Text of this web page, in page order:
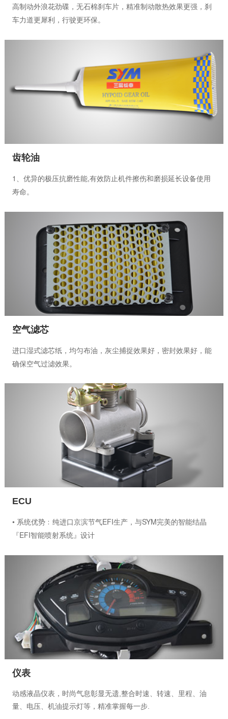
高制动外浪花劲碟，无石棉刹车片，精准制动散热效果更强，刹
车力道更犀利，行驶更环保。
齿轮油
1、优异的极压抗磨性能,有效防止机件擦伤和磨损延长设备使用
寿命。
3、符合日本汽车标准化和美国学会API GL-5规格标准。
空气滤芯
进口湿式滤芯纸，均匀布油，灰尘捕捉效果好，密封效果好，能
确保空气过滤效果。
ECU
• 系统优势﹕纯进口京滨节气EFI生产，与SYM完美的智能结晶
『EFI智能喷射系统』设计
• 油气燃烧，动力完全挥，省油﹑低污染﹑加速性提升尤其在
• 环保方面，可降低污染达30%，更能省油15% 。
仪表
动感液晶仪表，时尚气息彰显无遗,整合时速、转速、里程、油
量、电压、机油提示灯等，精准掌握每一步.